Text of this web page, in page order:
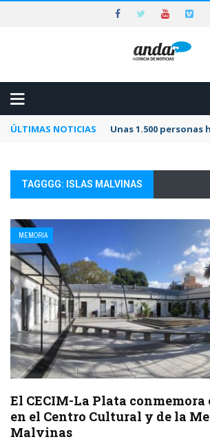
ÚLTIMAS NOTICIAS Unas 1.500
TAGGGG: ISLAS MALVINAS
MEMORIA
El CECIM-La Plata conmemora
en el Centro Cultural y de la
Malvinas